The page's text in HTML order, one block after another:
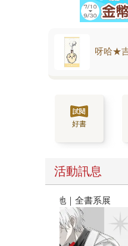
呀哈★
好書
活動訊息
閱讀漫遊錄-